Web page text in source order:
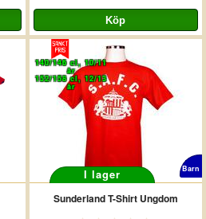
140/146 cl, 10/11
år
152/158 cl, 12/13
år
I lager Barn
Sunderland T-Shirt Ungdom